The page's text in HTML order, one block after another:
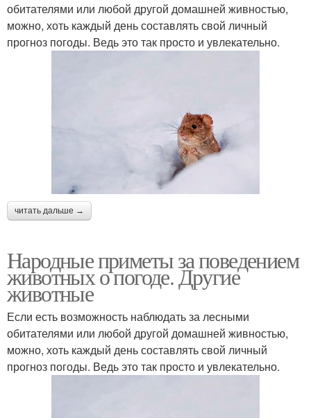
обитателями или любой другой домашней живностью,
можно, хоть каждый день составлять свой личный
прогноз погоды. Ведь это так просто и увлекательно.
читать дальше →
Народные приметы за поведением
животных о погоде. Другие
животные
Если есть возможность наблюдать за лесными
обитателями или любой другой домашней живностью,
можно, хоть каждый день составлять свой личный
прогноз погоды. Ведь это так просто и увлекательно.